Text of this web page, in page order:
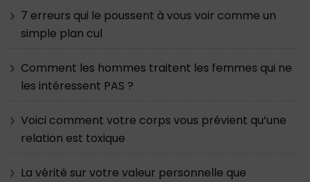
7 erreurs qui le poussent à vous voir comme un
simple plan cul
Comment les hommes traitent les femmes qui ne
les intéressent PAS ?
Voici comment votre corps vous prévient qu’une
relation est toxique
La vérité sur votre valeur personnelle que